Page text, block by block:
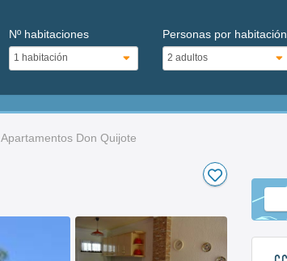
Nº habitaciones Personas por habitación
Apartamentos Don Quijote